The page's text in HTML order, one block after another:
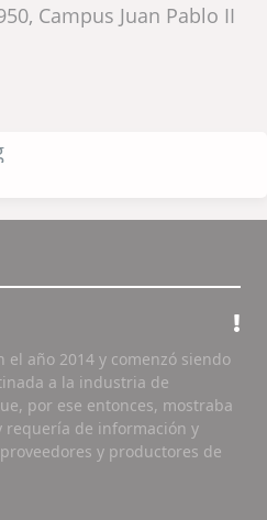
Campus Juan Pablo II
el año 2014 y comenzó siendo
a la industria de
por ese entonces, mostraba
de información y
y productores de